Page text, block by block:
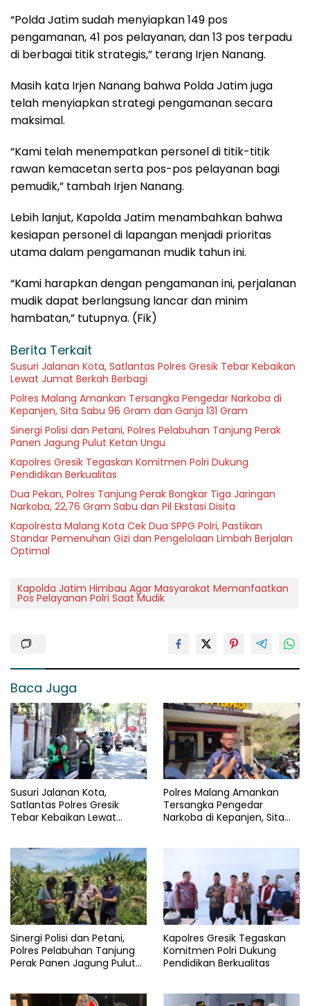
“Polda Jatim sudah menyiapkan 149 pos
pengamanan, 41 pos pelayanan, dan 13 pos terpadu
di berbagai titik strategis,” terang Irjen Nanang.
Masih kata Irjen Nanang bahwa Polda Jatim juga
telah menyiapkan strategi pengamanan secara
maksimal.
“Kami telah menempatkan personel di titik-titik
rawan kemacetan serta pos-pos pelayanan bagi
pemudik,” tambah Irjen Nanang.
Lebih lanjut, Kapolda Jatim menambahkan bahwa
kesiapan personel di lapangan menjadi prioritas
utama dalam pengamanan mudik tahun ini.
“Kami harapkan dengan pengamanan ini, perjalanan
mudik dapat berlangsung lancar dan minim
hambatan,” tutupnya. (Fik)
Berita Terkait
Susuri Jalanan Kota, Satlantas Polres Gresik Tebar Kebaikan
Lewat Jumat Berkah Berbagi
Polres Malang Amankan Tersangka Pengedar Narkoba di
Kepanjen, Sita Sabu 96 Gram dan Ganja 131 Gram
Sinergi Polisi dan Petani, Polres Pelabuhan Tanjung Perak
Panen Jagung Pulut Ketan Ungu
Kapolres Gresik Tegaskan Komitmen Polri Dukung
Pendidikan Berkualitas
Dua Pekan, Polres Tanjung Perak Bongkar Tiga Jaringan
Narkoba, 22,76 Gram Sabu dan Pil Ekstasi Disita
Kapolresta Malang Kota Cek Dua SPPG Polri, Pastikan
Standar Pemenuhan Gizi dan Pengelolaan Limbah Berjalan
Optimal
Kapolda Jatim Himbau Agar Masyarakat Memanfaatkan
Pos Pelayanan Polri Saat Mudik
Baca Juga
Susuri Jalanan Kota,
Satlantas Polres Gresik
Tebar Kebaikan Lewat
Polres Malang Amankan
Tersangka Pengedar
Narkoba di Kepanjen, Sita
Sinergi Polisi dan Petani,
Polres Pelabuhan Tanjung
Perak Panen Jagung Pulut
Kapolres Gresik Tegaskan
Komitmen Polri Dukung
Pendidikan Berkualitas